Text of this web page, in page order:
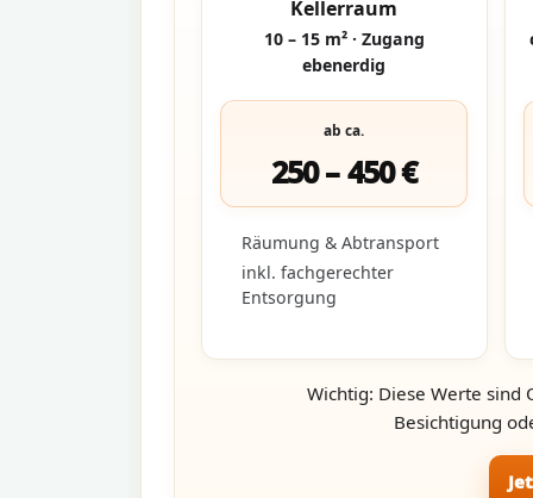
Kellerraum
10 – 15 m² · Zugang
ebenerdig
ab ca.
250 – 450 €
Räumung & Abtransport
inkl. fachgerechter
Entsorgung
Wichtig: Diese Werte
Besichtigung